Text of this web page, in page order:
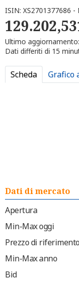
ISIN: XS2701377686
Ultimo aggiornamento:
Dati differiti di 15
Scheda Grafico
Dati di mercato
Apertura
Min-Max oggi
Prezzo di riferimento
Min-Max anno
Bid